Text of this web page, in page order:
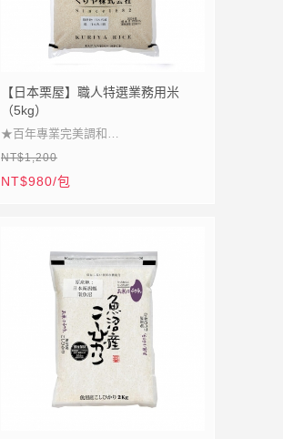
【日本栗屋】職人特選業務用米
（5kg）
★百年專業完美調和
★飯香清雅粒粒分明
★彈潤柔光職人首選
NT$1,200
NT$980/包